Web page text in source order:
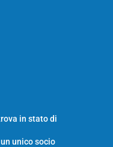
in stato di
unico socio